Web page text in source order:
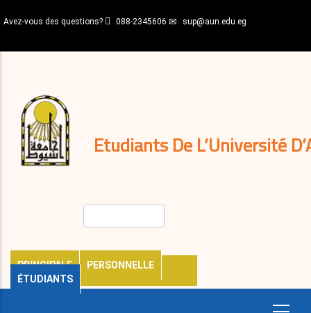
au
principal
Avez-vous des questions? 088-2345606 sup@aun.edu.eg
Etudiants De L’Université
PRINCIPALE
PERSONNELLE
ÉTUDIANTS
décisions
Expatriés
Journal